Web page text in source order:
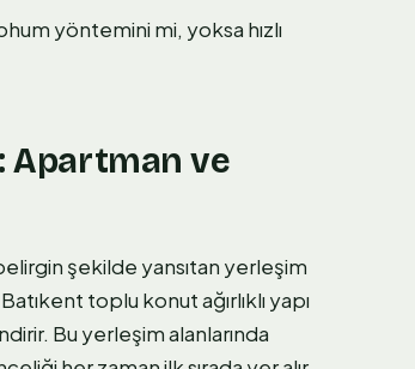
yöntemini mi, yoksa hızlı
Apartman ve
şekilde yansıtan yerleşim
toplu konut ağırlıklı yapı
Bu yerleşim alanlarında